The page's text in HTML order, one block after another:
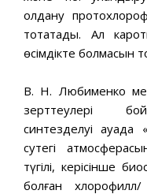
қолдану
тоқтатады. Ал
өсімдікте болмасын
В. Н. Любименко
зерттеулері
синтезделуі
сутегі
түгілі, керісінше
болған